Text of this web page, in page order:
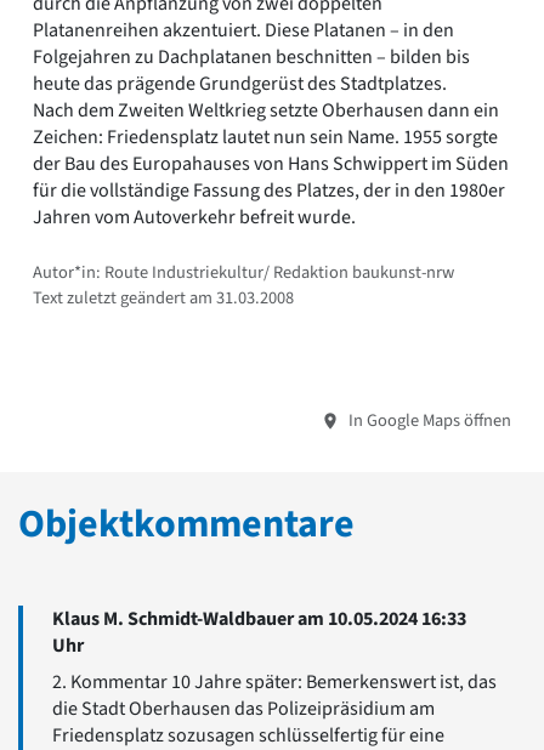
Platanenreihen akzentuiert. Diese Platanen – in den
Folgejahren zu Dachplatanen beschnitten – bilden bis
heute das prägende Grundgerüst des Stadtplatzes.
Nach dem Zweiten Weltkrieg setzte Oberhausen dann ein
Zeichen: Friedensplatz lautet nun sein Name. 1955 sorgte
der Bau des Europahauses von Hans Schwippert im Süden
für die vollständige Fassung des Platzes, der in den 1980er
Jahren vom Autoverkehr befreit wurde.
Autor*in: Route Industriekultur/ Redaktion baukunst-nrw
Text zuletzt geändert am 31.03.2008
In Google Maps öffnen
Objektkommentare
Klaus M. Schmidt-Waldbauer am 10.05.2024 16:33
Uhr
2. Kommentar 10 Jahre später: Bemerkenswert ist, das
die Stadt Oberhausen das Polizeipräsidium am
Friedensplatz sozusagen schlüsselfertig für eine